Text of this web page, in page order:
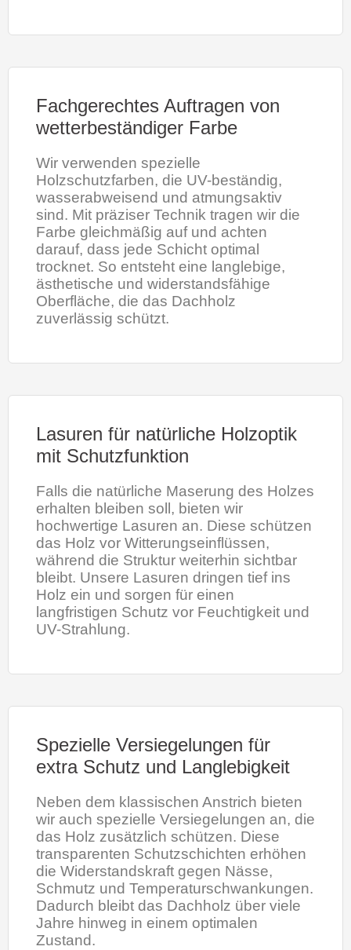
Fachgerechtes Auftragen von
wetterbeständiger Farbe
Wir verwenden spezielle
Holzschutzfarben, die UV-beständig,
wasserabweisend und atmungsaktiv
sind. Mit präziser Technik tragen wir die
Farbe gleichmäßig auf und achten
darauf, dass jede Schicht optimal
trocknet. So entsteht eine langlebige,
ästhetische und widerstandsfähige
Oberfläche, die das Dachholz
zuverlässig schützt.
Lasuren für natürliche Holzoptik
mit Schutzfunktion
Falls die natürliche Maserung des Holzes
erhalten bleiben soll, bieten wir
hochwertige Lasuren an. Diese schützen
das Holz vor Witterungseinflüssen,
während die Struktur weiterhin sichtbar
bleibt. Unsere Lasuren dringen tief ins
Holz ein und sorgen für einen
langfristigen Schutz vor Feuchtigkeit und
UV-Strahlung.
Spezielle Versiegelungen für
extra Schutz und Langlebigkeit
Neben dem klassischen Anstrich bieten
wir auch spezielle Versiegelungen an, die
das Holz zusätzlich schützen. Diese
transparenten Schutzschichten erhöhen
die Widerstandskraft gegen Nässe,
Schmutz und Temperaturschwankungen.
Dadurch bleibt das Dachholz über viele
Jahre hinweg in einem optimalen
Zustand.